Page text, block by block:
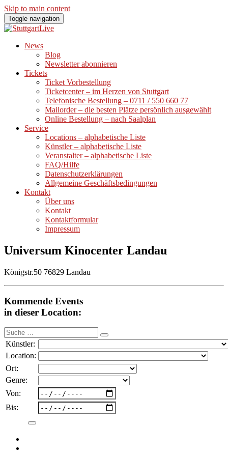
Skip to main content
Toggle navigation
News
Blog
Newsletter abonnieren
Tickets
Ticket Vorbestellung
Ticketcenter – im Herzen von Stuttgart
Telefonische Bestellung – 0711 / 550 660 77
Mailorder – die besten Plätze persönlich ausgewählt
Online Bestellung – nach Saalplan
Service
Locations – alphabetische Liste
Künstler – alphabetische Liste
Veranstalter – alphabetische Liste
FAQ/Hilfe
Datenschutzerklärungen
Allgemeine Geschäftsbedingungen
Kontakt
Über uns
Kontakt
Kontaktformular
Impressum
Universum Kinocenter Landau
Königstr.50 76829 Landau
Kommende Events
in dieser Location:
Suche
nach:
Künstler:
Location:
Ort:
Genre:
Von:
Bis: